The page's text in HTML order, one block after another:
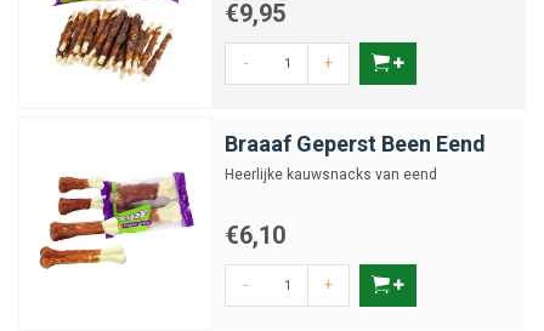
€9,95
- +
Braaaf Geperst Been Eend
Heerlijke kauwsnacks van eend
€6,10
- +